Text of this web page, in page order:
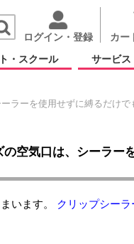
ログイン・登録 カー
・スクール サービス
ラーを使用せずに縛るだけで
空気口は、シーラー
います。 クリップシーラ